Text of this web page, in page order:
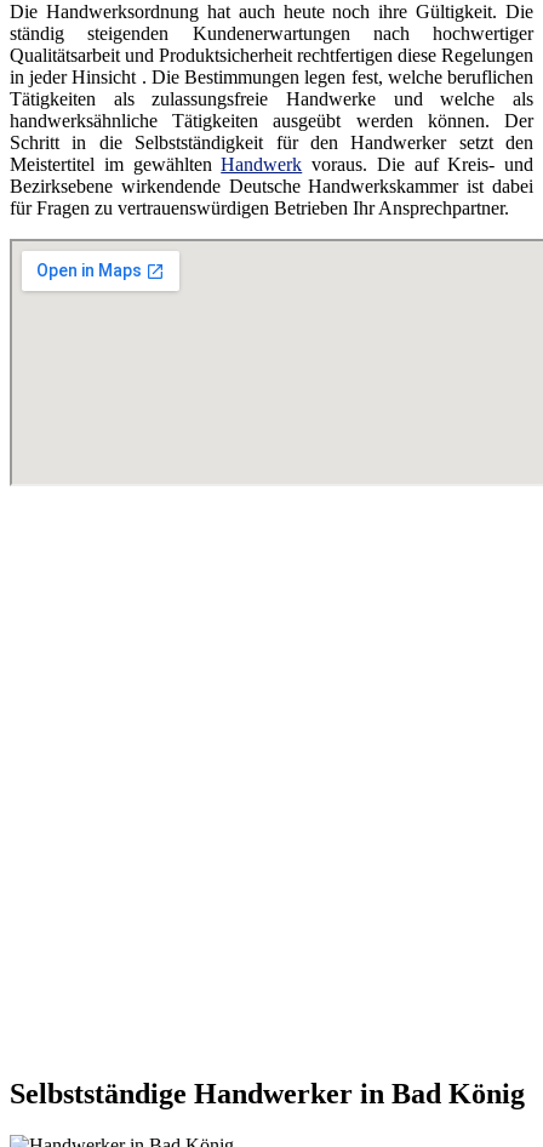
Die Handwerksordnung hat auch heute noch ihre Gültigkeit. Die
ständig steigenden Kundenerwartungen nach hochwertiger
Qualitätsarbeit und Produktsicherheit rechtfertigen diese Regelungen
in jeder Hinsicht . Die Bestimmungen legen fest, welche beruflichen
Tätigkeiten als zulassungsfreie Handwerke und welche als
handwerksähnliche Tätigkeiten ausgeübt werden können. Der
Schritt in die Selbstständigkeit für den Handwerker setzt den
Meistertitel im gewähltenHandwerk voraus. Die auf Kreis- und
Bezirksebene wirkendende Deutsche Handwerkskammer ist dabei
für Fragen zu vertrauenswürdigen Betrieben Ihr Ansprechpartner.
Selbstständige Handwerker in Bad König